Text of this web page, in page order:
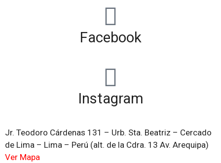
Facebook
Instagram
Jr. Teodoro Cárdenas 131 – Urb. Sta. Beatriz – Cercado
de Lima – Lima – Perú (alt. de la Cdra. 13 Av. Arequipa)
Ver Mapa